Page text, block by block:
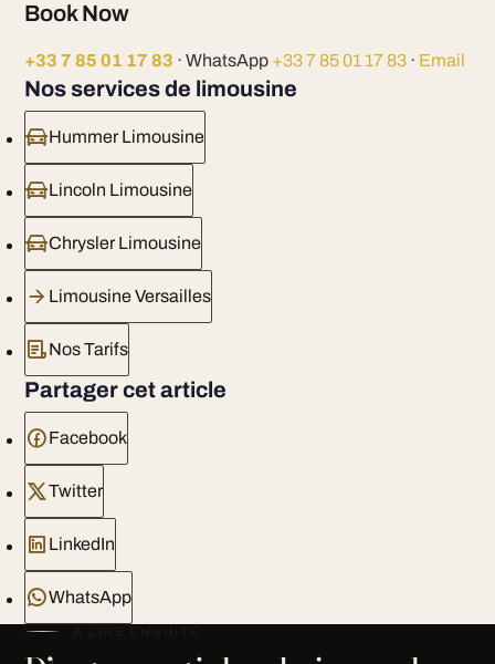
Book Now
+33 7 85 01 17 83 · WhatsApp +33 7 85 01 17 83· Email
Nos services de limousine
Hummer Limousine
Lincoln Limousine
Chrysler Limousine
Limousine Versailles
Nos Tarifs
Partager cet article
Facebook
Twitter
LinkedIn
WhatsApp